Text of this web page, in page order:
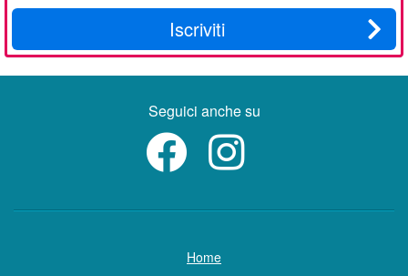
Iscriviti
Seguici anche su
Home